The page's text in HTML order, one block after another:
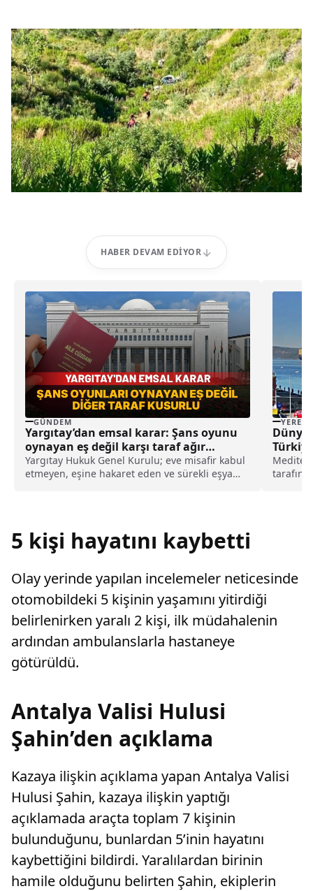
HABER DEVAM EDIYOR
GÜNDEM
Yargıtay’dan emsal karar: Şans oyunu
oynayan eş değil karşı taraf ağır
kusurlu sayıldı
Yargıtay Hukuk Genel Kurulu; eve misafir kabul
etmeyen, eşine hakaret eden ve sürekli eşya
YEREL
5 kişi hayatını kaybetti
Olay yerinde yapılan incelemeler neticesinde
otomobildeki 5 kişinin yaşamını yitirdiği
belirlenirken yaralı 2 kişi, ilk müdahalenin
ardından ambulanslarla hastaneye
götürüldü.
Antalya Valisi Hulusi
Şahin’den açıklama
Kazaya ilişkin açıklama yapan Antalya Valisi
Hulusi Şahin, kazaya ilişkin yaptığı
açıklamada araçta toplam 7 kişinin
bulunduğunu, bunlardan 5’inin hayatını
kaybettiğini bildirdi. Yaralılardan birinin
hamile olduğunu belirten Şahin, ekiplerin